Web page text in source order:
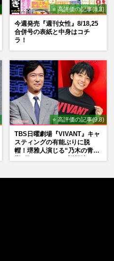
⭐ 高評価の記事(8.3)
今週発売『週刊女性』8/18,25
合併号の表紙と中身はコチ
ラ！
⭐ 高評価の記事(9.8)
TBS日曜劇場『VIVANT』キャ
スティングの有能ぶりに脱
帽！堺雅人演じる“乃木の青年